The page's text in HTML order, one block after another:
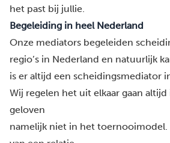
het past bij jullie.
Begeleiding in heel Nederland
Onze mediators begeleiden
regio’s in Nederland en natuurlijk
is er altijd een scheidingsmediator
Wij regelen het uit elkaar gaan altijd
geloven
namelijk niet in het toernooimodel.